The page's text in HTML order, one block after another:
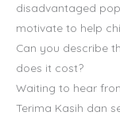
disadvantaged
motivate to help
Can you describe
does it cost?
Waiting to hear
Terima Kasih dan